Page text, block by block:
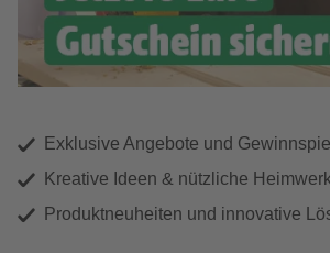
Exklusive Angebote und
Kreative Ideen & nützliche
Produktneuheiten und innovative